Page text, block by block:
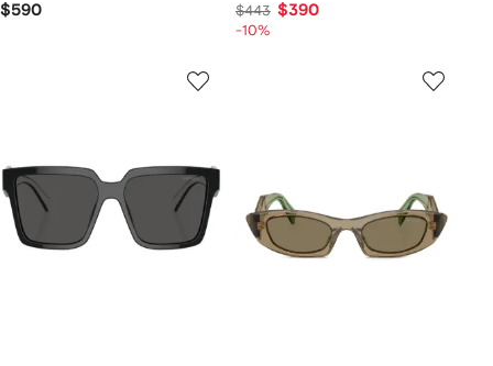
$590 $443 $390
-10%